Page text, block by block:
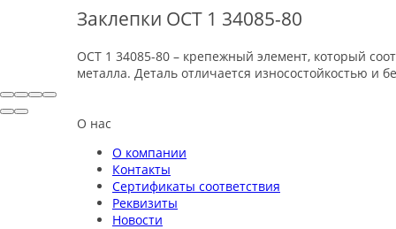
Заклепки ОСТ 1 34085-80
ОСТ 1 34085-80 – крепежный элемент, который
металла. Деталь отличается износостойкостью и
О нас
О компании
Контакты
Сертификаты соответствия
Реквизиты
Новости